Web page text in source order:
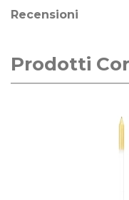
Tema/Colore:
Recensioni
Prodotti